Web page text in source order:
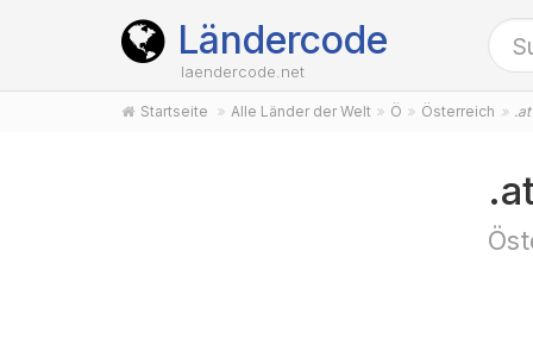
Ländercode
laendercode.net
Startseite Alle Länder der Welt Ö Österreich .at